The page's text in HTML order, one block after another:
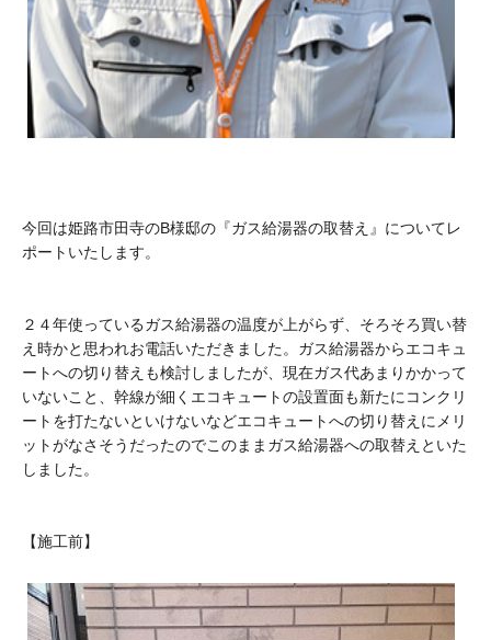
今回は姫路市田寺のB様邸の『ガス給湯器の取替え』についてレ
ポートいたします。
２４年使っているガス給湯器の温度が上がらず、そろそろ買い替
え時かと思われお電話いただきました。ガス給湯器からエコキュ
ートへの切り替えも検討しましたが、現在ガス代あまりかかって
いないこと、幹線が細くエコキュートの設置面も新たにコンクリ
ートを打たないといけないなどエコキュートへの切り替えにメリ
ットがなさそうだったのでこのままガス給湯器への取替えといた
しました。
【施工前】